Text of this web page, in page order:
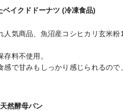
ベイクドドーナツ (冷凍食品)
人気商品、魚沼産コシヒカリ玄米
料不使用。
感で甘みもしっかり感じられるの
然酵母パン